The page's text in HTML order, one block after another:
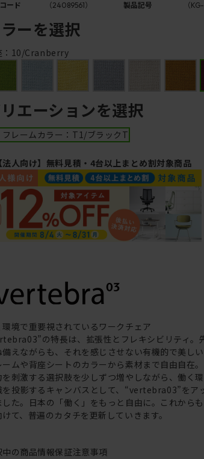
ード （24089561） 製品記号 （
ーを選択
：10/Cranberry
エーションを選択
フレームカラー：T1/ブラックT
人向け】無料見積・4台以上まとめ割対象商品
環境で重要視されているワークチェア
の特長は、拡張性とフレキシビリティ。
備えながらも、それを感じさせない有機的で美し
ームや背座シートのカラーから素材まで自由自在
を刺激する選択肢を少しずつ増やしながら、働く
を投影するキャンバスとして、“vertebra03”をア
した。日本の「働く」をもっと自由に。これから
けて、普遍のカタチを更新していきます。
中の商品情報保証注意事項